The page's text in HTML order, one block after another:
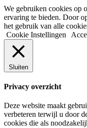
We gebruiken cookies op
ervaring te bieden. Door
het gebruik van alle
Cookie Instellingen
Sluiten
Privacy overzicht
Deze website maakt
verbeteren terwijl u door
cookies die als